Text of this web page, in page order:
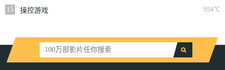
15
554℃
操控游戏